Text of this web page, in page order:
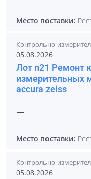
Место поставки:
Контрольно-
05.08.2026
Лот n21 Ремонт
измерительных
accura zeiss
—
Место поставки:
Контрольно-
05.08.2026